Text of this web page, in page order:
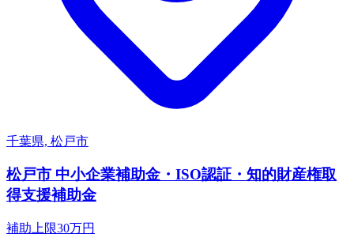
千葉県, 松戸市
松戸市 中小企業補助金・ISO認証・知的財産権取
得支援補助金
補助上限30万円